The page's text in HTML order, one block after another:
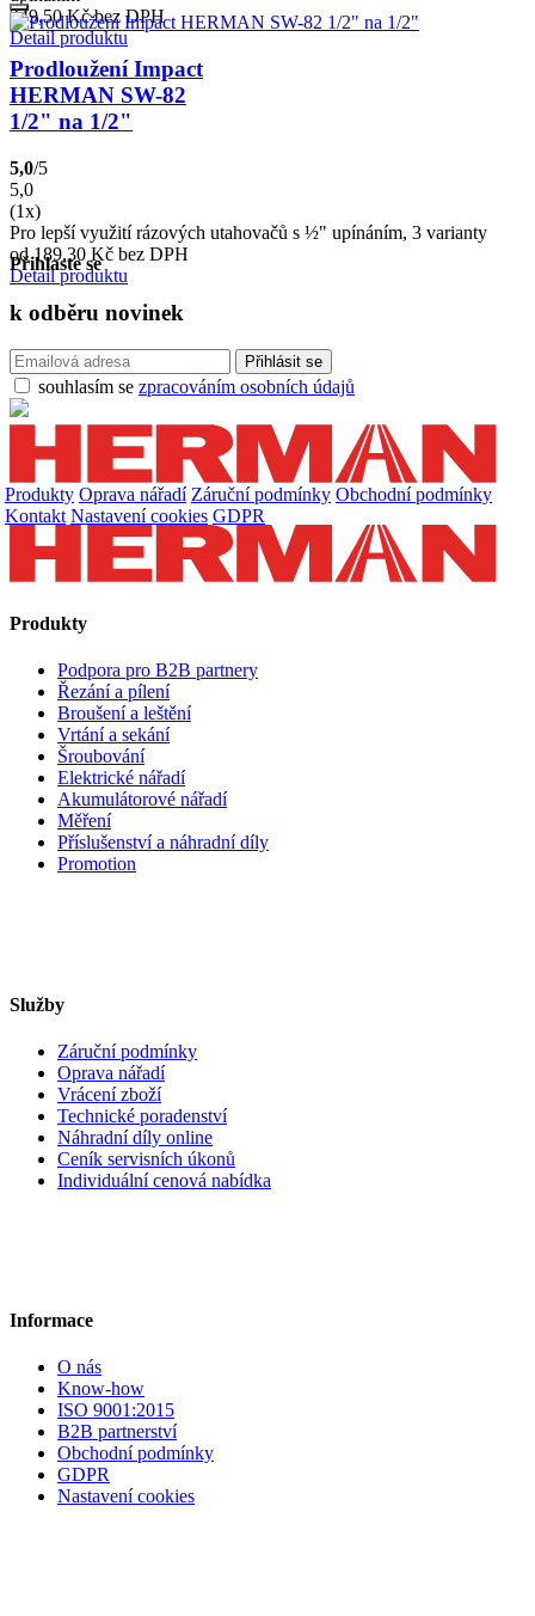
349,50Kčbez DPH
Detail produktu
Prodloužení Impact
HERMAN SW-82
1/2" na 1/2"
5,0/5
5,0
(1x)
Pro lepší využití rázových utahovačů s ½" upínáním, 3 varianty
od 189,30 Kč bez DPH
Detail produktu
Přihlaste se
k odběru novinek
souhlasím se zpracováním osobních údajů
Produkty Oprava nářadí Záruční podmínky Obchodní podmínky
Kontakt Nastavení cookies GDPR
Produkty
Podpora pro B2B partnery
Řezání a pílení
Broušení a leštění
Vrtání a sekání
Šroubování
Elektrické nářadí
Akumulátorové nářadí
Měření
Příslušenství a náhradní díly
Promotion
Služby
Záruční podmínky
Oprava nářadí
Vrácení zboží
Technické poradenství
Náhradní díly online
Ceník servisních úkonů
Individuální cenová nabídka
Informace
O nás
Know-how
ISO 9001:2015
B2B partnerství
Obchodní podmínky
GDPR
Nastavení cookies